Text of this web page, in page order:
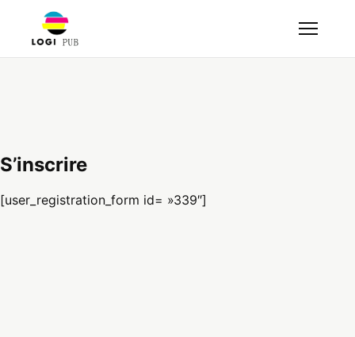
S’inscrire
[user_registration_form id= »339″]